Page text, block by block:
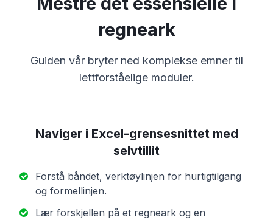
regneark
Guiden vår bryter ned komplekse emner til
lettforståelige moduler.
Naviger i Excel-grensesnittet med
selvtillit
Forstå båndet, verktøylinjen for hurtigtilgang
og formellinjen.
Lær forskjellen på et regneark og en